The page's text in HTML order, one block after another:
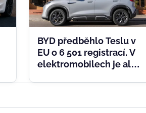
BYD předběhlo Teslu v
EU o 6 501 registrací. V
elektromobilech je ale